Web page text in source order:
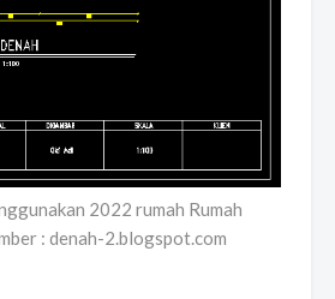
2022 rumah Rumah
: denah-2.blogspot.com